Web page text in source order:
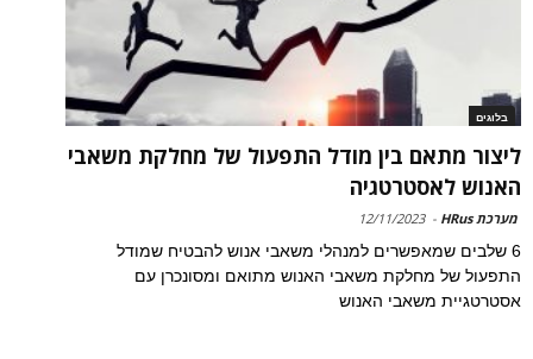
בלוגים
ליצור מתאם בין מודל התפעול של מחלקת משאבי
האנוש לאסטרטגיה
מערכת HRus -
12/11/2023
6 שלבים שמאפשרים למנהלי משאבי אנוש להבטיח שמודל
התפעול של מחלקת משאבי האנוש מתואם ומסונכרן עם
אסטרטגיית משאבי האנוש